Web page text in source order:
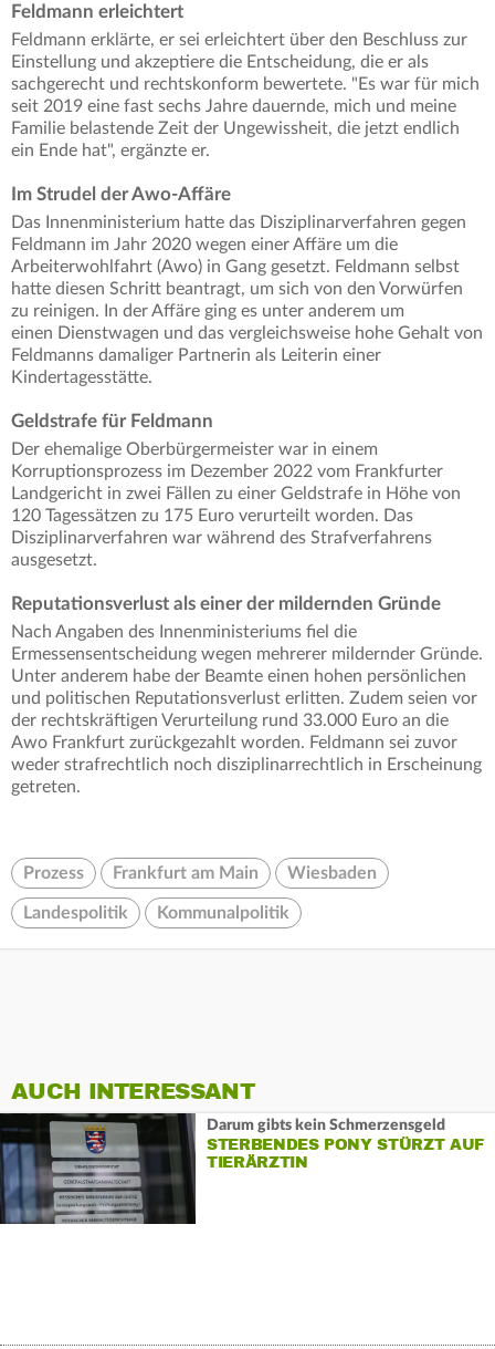
Feldmann erleichtert
Feldmann erklärte, er sei erleichtert über den Beschluss zur
Einstellung und akzeptiere die Entscheidung, die er als
sachgerecht und rechtskonform bewertete. "Es war für mich
seit 2019 eine fast sechs Jahre dauernde, mich und meine
Familie belastende Zeit der Ungewissheit, die jetzt endlich
ein Ende hat", ergänzte er.
Im Strudel der Awo-Affäre
Das Innenministerium hatte das Disziplinarverfahren gegen
Feldmann im Jahr 2020 wegen einer Affäre um die
Arbeiterwohlfahrt (Awo) in Gang gesetzt. Feldmann selbst
hatte diesen Schritt beantragt, um sich von den Vorwürfen
zu reinigen. In der Affäre ging es unter anderem um
einen Dienstwagen und das vergleichsweise hohe Gehalt von
Feldmanns damaliger Partnerin als Leiterin einer
Kindertagesstätte.
Geldstrafe für Feldmann
Der ehemalige Oberbürgermeister war in einem
Korruptionsprozess im Dezember 2022 vom Frankfurter
Landgericht in zwei Fällen zu einer Geldstrafe in Höhe von
120 Tagessätzen zu 175 Euro verurteilt worden. Das
Disziplinarverfahren war während des Strafverfahrens
ausgesetzt.
Reputationsverlust als einer der mildernden Gründe
Nach Angaben des Innenministeriums fiel die
Ermessensentscheidung wegen mehrerer mildernder Gründe.
Unter anderem habe der Beamte einen hohen persönlichen
und politischen Reputationsverlust erlitten. Zudem seien vor
der rechtskräftigen Verurteilung rund 33.000 Euro an die
Awo Frankfurt zurückgezahlt worden. Feldmann sei zuvor
weder strafrechtlich noch disziplinarrechtlich in Erscheinung
getreten.
Prozess Frankfurt am Main Wiesbaden
Landespolitik Kommunalpolitik
AUCH INTERESSANT
Darum gibts kein Schmerzensgeld
STERBENDES PONY STÜRZT AUF
TIERÄRZTIN